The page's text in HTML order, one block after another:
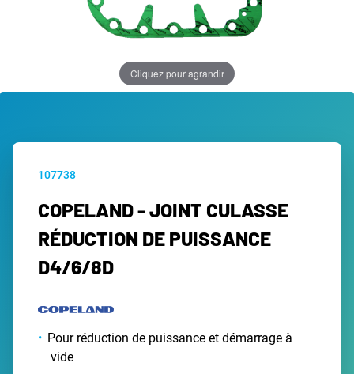
Cliquez pour agrandir
107738
COPELAND - JOINT CULASSE
RÉDUCTION DE PUISSANCE
D4/6/8D
Pour réduction de puissance et démarrage à
vide